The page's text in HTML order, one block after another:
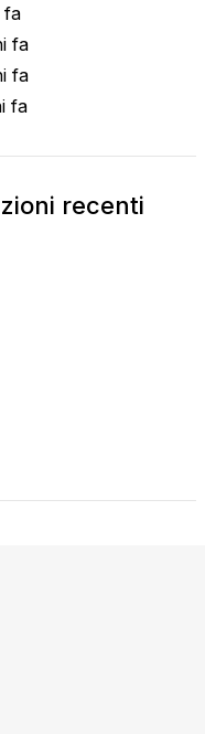
fa
fa
fa
fa
recenti